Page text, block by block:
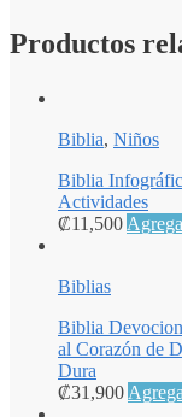
Productos
Biblia, Niños
Biblia
Actividades
₡11,500
Biblias
Biblia
al Corazón de
Dura
₡31,900